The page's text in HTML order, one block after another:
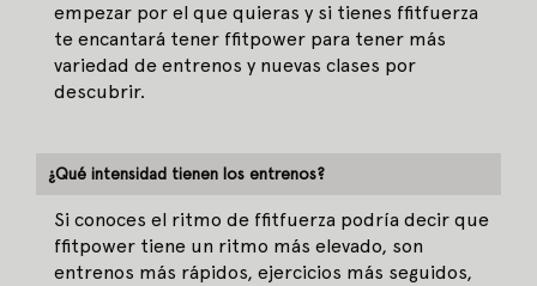
empezar por el que quieras y si tienes ffitfuerza
te encantará tener ffitpower para tener más
variedad de entrenos y nuevas clases por
descubrir.
¿Qué intensidad tienen los entrenos?
Si conoces el ritmo de ffitfuerza podría decir que
ffitpower tiene un ritmo más elevado, son
entrenos más rápidos, ejercicios más seguidos,